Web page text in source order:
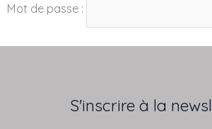
Mot de passe :
S'inscrire à la